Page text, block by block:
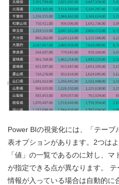
Power BIの視覚化には、「テー
表オプションがあります。2つは
「値」の一覧であるのに対し、マ
が指定できる点が異なります。
情報が入っている場合は自動的に